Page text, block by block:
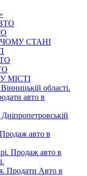
СТАНІ
МІСТІ
області.
авто в
авто в
Продаж авто в
Продати Авто в